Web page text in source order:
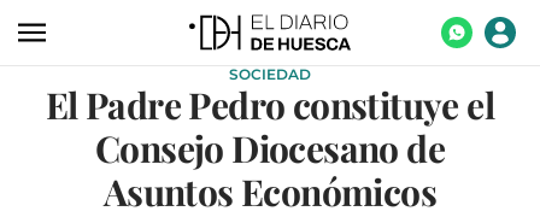
ACTUALIDAD
ECONOMÍA
TECNOLOGÍA
SOCIEDAD
El Padre Pedro constituye el
Consejo Diocesano de
Asuntos Económicos